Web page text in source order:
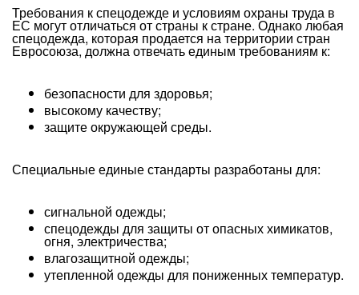
Требования к спецодежде и условиям охраны труда в
ЕС могут отличаться от страны к стране. Однако любая
спецодежда, которая продается на территории стран
Евросоюза, должна отвечать единым требованиям к:
безопасности для здоровья;
высокому качеству;
защите окружающей среды.
Специальные единые стандарты разработаны для:
сигнальной одежды;
спецодежды для защиты от опасных химикатов,
огня, электричества;
влагозащитной одежды;
утепленной одежды для пониженных температур.